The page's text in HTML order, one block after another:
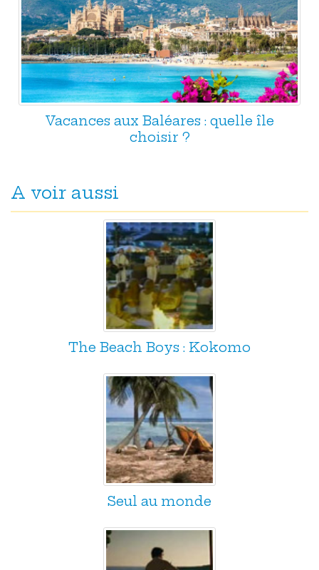
Vacances aux Baléares : quelle île
choisir ?
A voir aussi
The Beach Boys : Kokomo
Seul au monde